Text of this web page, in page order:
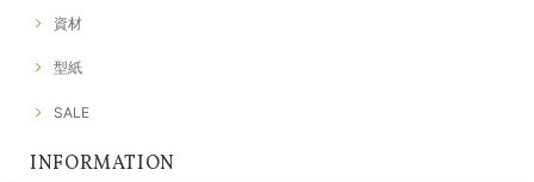
資材
型紙
SALE
INFORMATION